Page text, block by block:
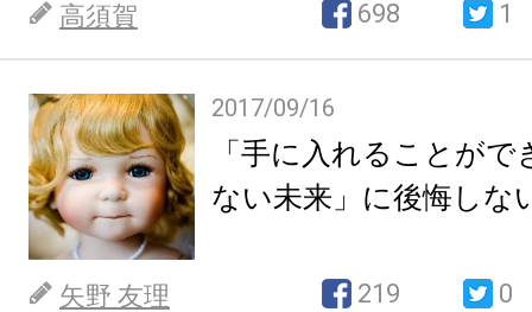
高須賀 698 1
2017/09/16
「手に入れることが
ない未来」に後悔しな
矢野 友理 219 0